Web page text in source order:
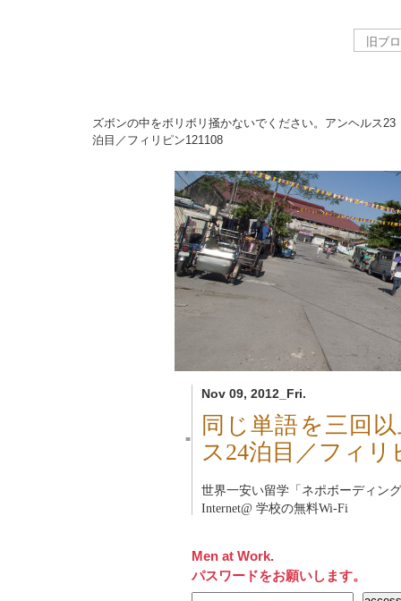
ズボンの中をボリボリ掻かないでください。アンヘルス23
泊目／フィリピン121108
Nov 09, 2012_Fri.
■
同じ単語を三回
ス24泊目／フィリ
世界一安い留学「ネポボーディン
Internet@ 学校の無料Wi-Fi
Men at Work.
パスワードをお願いします。